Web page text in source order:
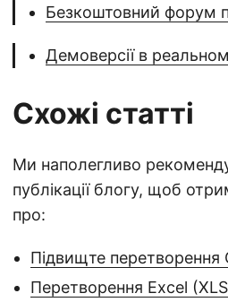
Безкоштовний форум
Демоверсії в
Схожі статті
Ми наполегливо
публікації блогу, щоб
про:
Підвищте перетворення
Перетворення Excel